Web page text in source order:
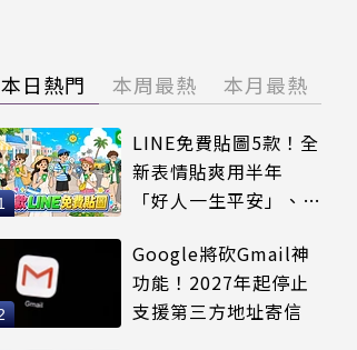
本日熱門 本周最熱 本月最熱
LINE免費貼圖5款！全
新表情貼爽用半年
「好人一生平安」、
Google將砍Gmail神
功能！2027年起停止
支援第三方地址寄信